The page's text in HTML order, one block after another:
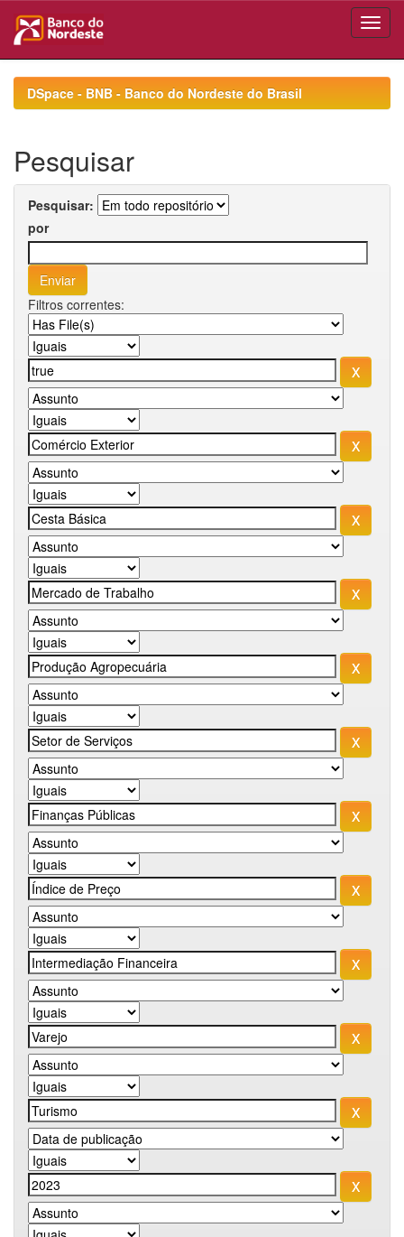
navigationDSpace - BNB - Banco do Nordeste do Brasil
Pesquisar
Pesquisar:
por
Filtros correntes: